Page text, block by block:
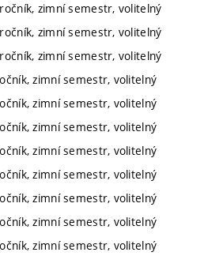
zimní semestr, volitelný
zimní semestr, volitelný
zimní semestr, volitelný
zimní semestr, volitelný
zimní semestr, volitelný
zimní semestr, volitelný
zimní semestr, volitelný
zimní semestr, volitelný
zimní semestr, volitelný
zimní semestr, volitelný
zimní semestr, volitelný